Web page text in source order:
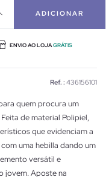
ADICIONAR
ENVIO AO LOJAGRÁTIS
Ref. : 436156101
quem procura um
de material Polipiel,
que evidenciam a
uma hebilla dando um
versátil e
jovem. Aposte na